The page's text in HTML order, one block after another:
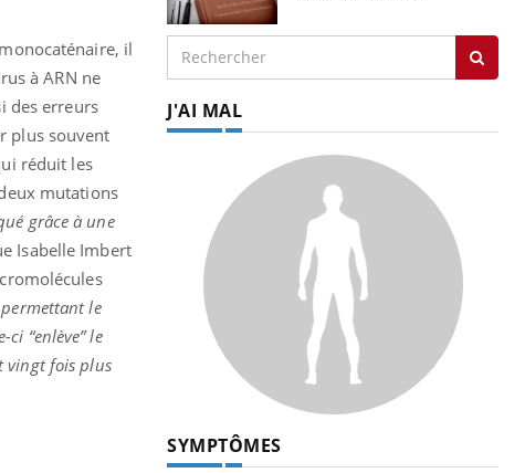
il
à ARN ne
des erreurs
plus souvent
réduit les
mutations
grâce à une
Isabelle Imbert
le
“enlève” le
vingt fois plus
J'AI MAL
SYMPTÔMES